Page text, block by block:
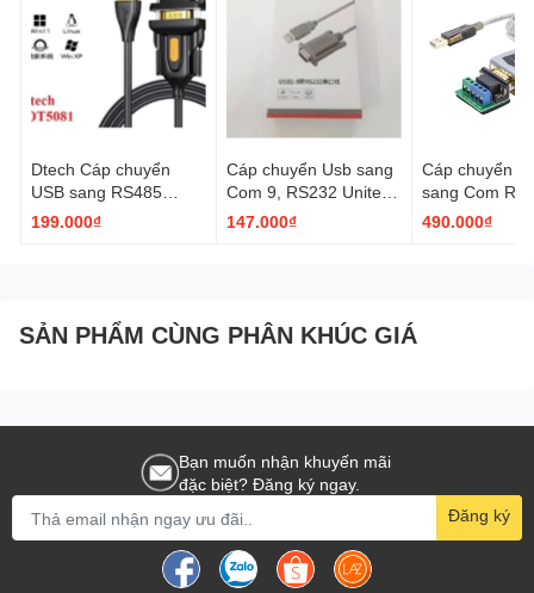
Dtech Cáp chuyển
USB sang RS485
RS422 Dtech IOT5081
199.000₫
Cáp chuyển Usb sang
Com 9, RS232 Unitek
Y1050
147.000₫
Cáp chuyển
sang Com
RS422 Dtech
490.000₫
SẢN PHẨM CÙNG PHÂN KHÚC GIÁ
Bạn muốn nhận khuyến mãi
đặc biệt? Đăng ký ngay.
Đăng ký